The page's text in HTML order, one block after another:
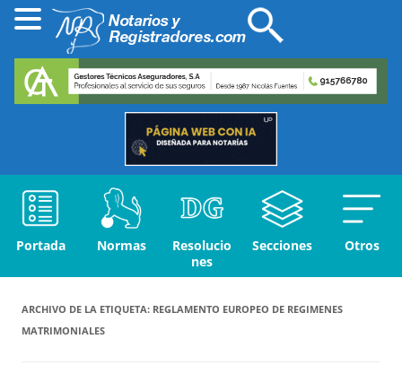
Portada Normas
Resolucio
nes
Secciones Otros
ARCHIVO DE LA ETIQUETA: REGLAMENTO EUROPEO DE REGIMENES
MATRIMONIALES